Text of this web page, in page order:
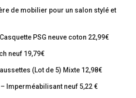
de mobilier pour un salon stylé et
Casquette PSG neuve coton 22,99€
neuf 19,79€
(Lot de 5) Mixte 12,98€
Imperméabilisant neuf 5,22 €